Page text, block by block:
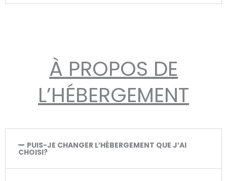
À PROPOS DE
L’HÉBERGEMENT
PUIS-JE CHANGER L’HÉBERGEMENT QUE J’AI
CHOISI?